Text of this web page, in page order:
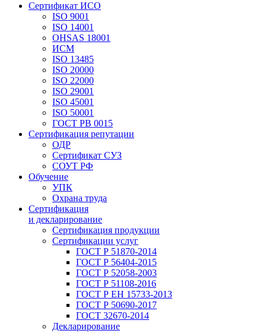
Сертификат ИСО
ISO 9001
ISO 14001
OHSAS 18001
ИСМ
ISO 13485
ISO 20000
ISO 22000
ISO 29001
ISO 45001
ISO 50001
ГОСТ РВ 0015
Сертификация репутации
ОДР
Сертификат СУЗ
СОУТ РФ
Обучение
УПК
Охрана труда
Сертификация
и декларирование
Сертификация продукции
Сертификации услуг
ГОСТ Р 51870-2014
ГОСТ Р 56404-2015
ГОСТ Р 52058-2003
ГОСТ Р 51108-2016
ГОСТ Р ЕН 15733-2013
ГОСТ Р 50690-2017
ГОСТ 32670-2014
Декларирование